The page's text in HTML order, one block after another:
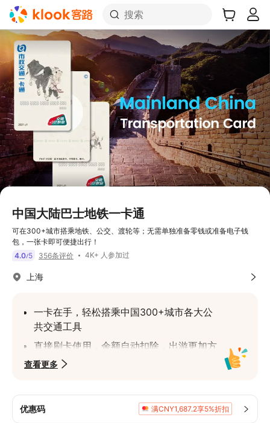
搜索
中国大陆巴士地铁一卡通
可在300+城市搭乘地铁、公交、渡轮等；无需单独准备零钱或准备电子钱
包，一张卡即可便捷出行！
4.0/5 356条评价 4K+ 人参加过
上海
一卡在手，轻松搭乘中国300+城市各大公
共交通工具
直接刷卡使用，余额自动扣除，出游更加方
便快捷
间接近零点，请选择次日日期）
查看更多
优惠码 满CNY1,687.2享5%折扣